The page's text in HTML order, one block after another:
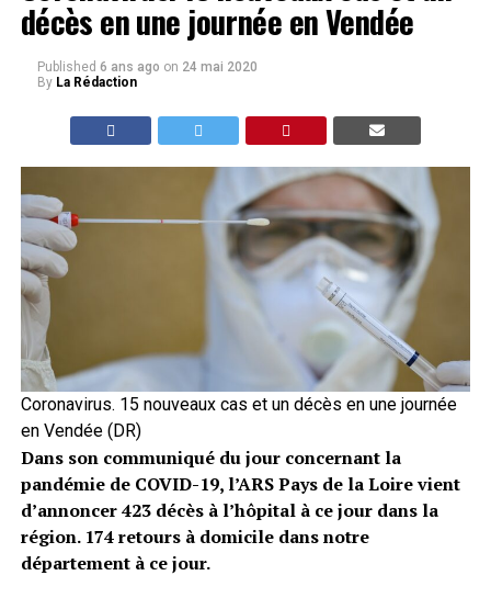
décès en une journée en Vendée
Published 6 ans ago on 24 mai 2020
By La Rédaction
Coronavirus. 15 nouveaux cas et un décès en une journée
en Vendée (DR)
Dans son communiqué du jour concernant la
pandémie de COVID-19, l’ARS Pays de la Loire vient
d’annoncer 423 décès à l’hôpital à ce jour dans la
région. 174 retours à domicile dans notre
département à ce jour.